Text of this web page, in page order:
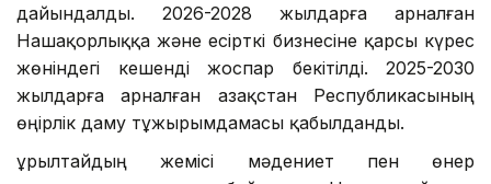
дайындалды. 2026-2028 жылдарға арналған
Нашақорлыққа және есірткі бизнесіне қарсы күрес
жөніндегі кешенді жоспар бекітілді. 2025-2030
жылдарға арналған Қазақстан Республикасының
өңірлік даму тұжырымдамасы қабылданды.
Құрылтайдың жемісі мәдениет пен өнер